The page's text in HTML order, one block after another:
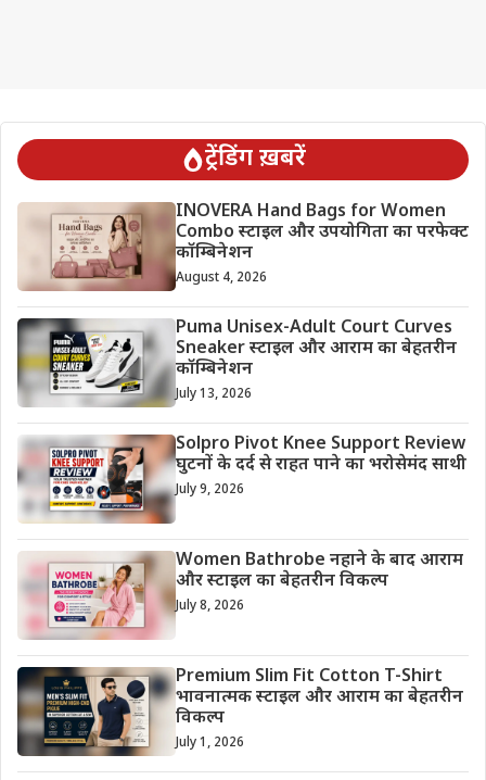
ट्रेंडिंग ख़बरें
INOVERA Hand Bags for Women
Combo स्टाइल और उपयोगिता का परफेक्ट
कॉम्बिनेशन
August 4, 2026
Puma Unisex-Adult Court Curves
Sneaker स्टाइल और आराम का बेहतरीन
कॉम्बिनेशन
July 13, 2026
Solpro Pivot Knee Support Review
घुटनों के दर्द से राहत पाने का भरोसेमंद साथी
July 9, 2026
Women Bathrobe नहाने के बाद आराम
और स्टाइल का बेहतरीन विकल्प
July 8, 2026
Premium Slim Fit Cotton T-Shirt
भावनात्मक स्टाइल और आराम का बेहतरीन
विकल्प
July 1, 2026